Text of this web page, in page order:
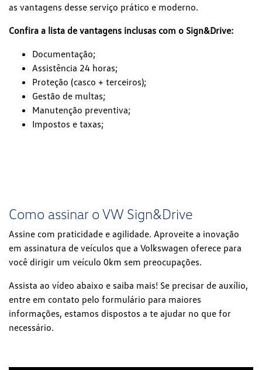
as vantagens desse serviço prático e moderno.
Confira a lista de vantagens inclusas com o Sign&Drive:
Documentação;
Assistência 24 horas;
Proteção (casco + terceiros);
Gestão de multas;
Manutenção preventiva;
Impostos e taxas;
Como assinar o VW Sign&Drive
Assine com praticidade e agilidade. Aproveite a inovação
em assinatura de veículos que a Volkswagen oferece para
você dirigir um veículo 0km sem preocupações.
Assista ao vídeo abaixo e saiba mais! Se precisar de auxílio,
entre em contato pelo formulário para maiores
informações, estamos dispostos a te ajudar no que for
necessário.